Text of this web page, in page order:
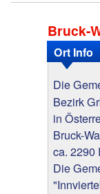
Bruck-
Ort Info
Die
Bezirk
in
Bruck-
ca. 2290
Die